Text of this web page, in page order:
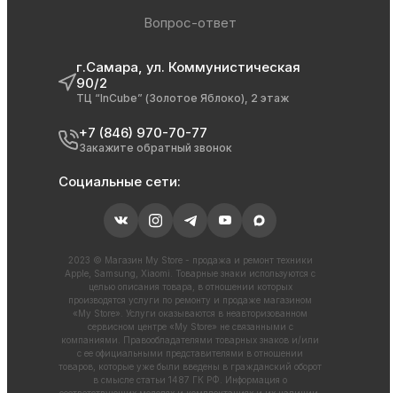
Вопрос-ответ
г.Самара, ул. Коммунистическая
90/2
ТЦ “InCube” (Золотое Яблоко), 2 этаж
+7 (846) 970-70-77
Закажите обратный звонок
Социальные сети:
2023 © Магазин My Store - продажа и ремонт техники
Apple, Samsung, Xiaomi. Товарные знаки используются с
целью описания товара, в отношении которых
производятся услуги по ремонту и продаже магазином
«My Store». Услуги оказываются в неавторизованном
сервисном центре «My Store» не связанными с
компаниями. Правообладателями товарных знаков и/или
с ее официальными представителями в отношении
товаров, которые уже были введены в гражданский оборот
в смысле статьи 1487 ГК РФ. Информация о